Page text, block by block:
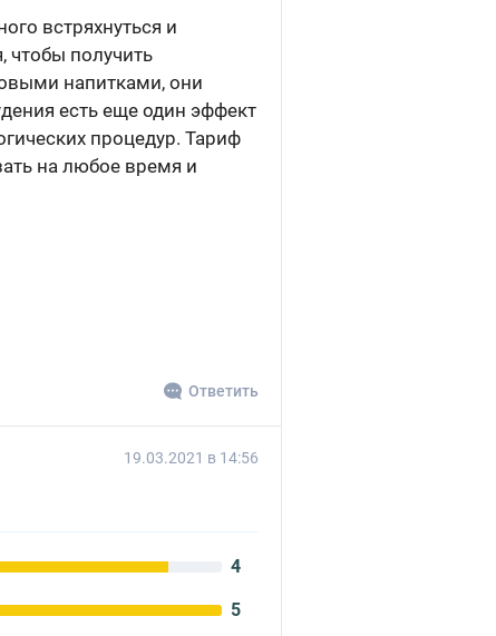
встряхнуться и
чтобы получить
напитками, они
есть еще один эффект
процедур. Тариф
на любое время и
Ответить
19.03.2021 в 14:56
4
5